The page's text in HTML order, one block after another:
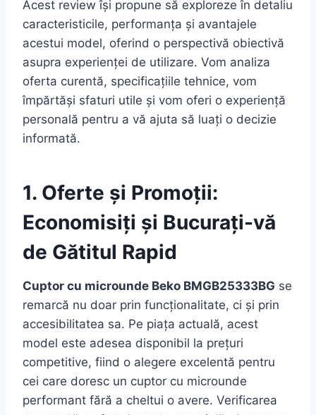
Acest review își propune să exploreze în detaliu
caracteristicile, performanța și avantajele
acestui model, oferind o perspectivă obiectivă
asupra experienței de utilizare. Vom analiza
oferta curentă, specificațiile tehnice, vom
împărtăși sfaturi utile și vom oferi o experiență
personală pentru a vă ajuta să luați o decizie
informată.
1. Oferte și Promoții:
Economisiți și Bucurați-vă
de Gătitul Rapid
Cuptor cu microunde Beko BMGB25333BG se
remarcă nu doar prin funcționalitate, ci și prin
accesibilitatea sa. Pe piața actuală, acest
model este adesea disponibil la prețuri
competitive, fiind o alegere excelentă pentru
cei care doresc un cuptor cu microunde
performant fără a cheltui o avere. Verificarea